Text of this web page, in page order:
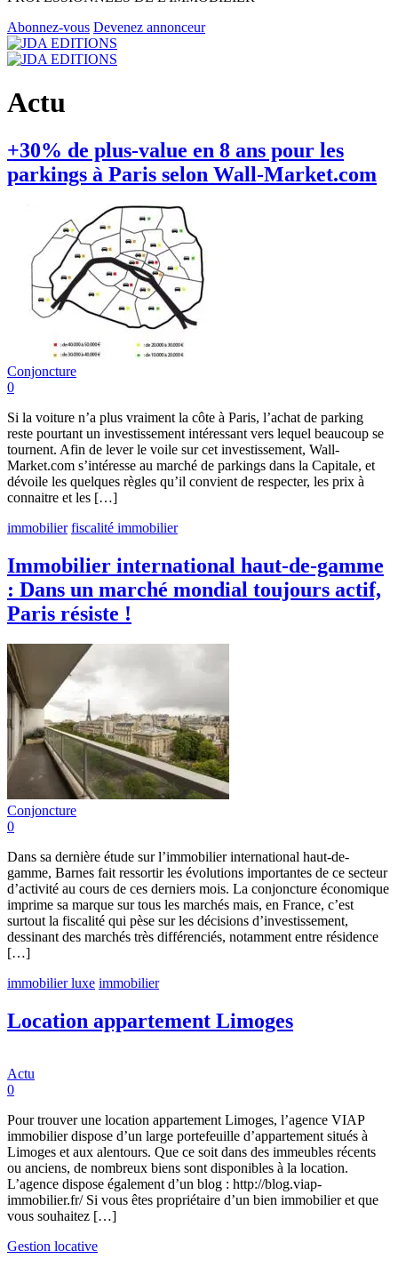
Abonnez-vous Devenez annonceur
Actu
+30% de plus-value en 8 ans pour les
parkings à Paris selon Wall-Market.com
Conjoncture
0
Si la voiture n’a plus vraiment la côte à Paris, l’achat de parking
reste pourtant un investissement intéressant vers lequel beaucoup se
tournent. Afin de lever le voile sur cet investissement, Wall-
Market.com s’intéresse au marché de parkings dans la Capitale, et
dévoile les quelques règles qu’il convient de respecter, les prix à
connaitre et les […]
immobilier fiscalité immobilier
Immobilier international haut-de-gamme
: Dans un marché mondial toujours actif,
Paris résiste !
Conjoncture
0
Dans sa dernière étude sur l’immobilier international haut-de-
gamme, Barnes fait ressortir les évolutions importantes de ce secteur
d’activité au cours de ces derniers mois. La conjoncture économique
imprime sa marque sur tous les marchés mais, en France, c’est
surtout la fiscalité qui pèse sur les décisions d’investissement,
dessinant des marchés très différenciés, notamment entre résidence
[…]
immobilier luxe immobilier
Location appartement Limoges
Actu
0
Pour trouver une location appartement Limoges, l’agence VIAP
immobilier dispose d’un large portefeuille d’appartement situés à
Limoges et aux alentours. Que ce soit dans des immeubles récents
ou anciens, de nombreux biens sont disponibles à la location.
L’agence dispose également d’un blog : http://blog.viap-
immobilier.fr/ Si vous êtes propriétaire d’un bien immobilier et que
vous souhaitez […]
Gestion locative